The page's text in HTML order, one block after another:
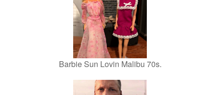
Barbie Sun Lovin Malibu 70s.